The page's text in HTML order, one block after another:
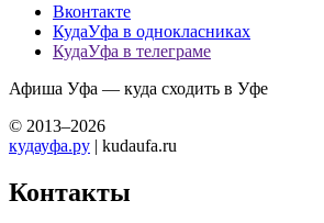
Вконтакте
КудаУфа в однокласниках
КудаУфа в телеграме
Афиша Уфа — куда сходить в Уфе
© 2013–2026
кудауфа.ру | kudaufa.ru
Контакты